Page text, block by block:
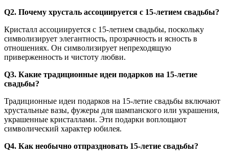
Q2. Почему хрусталь ассоциируется с 15-летием свадьбы?
Кристалл ассоциируется с 15-летием свадьбы, поскольку
символизирует элегантность, прозрачность и ясность в
отношениях. Он символизирует непреходящую
приверженность и чистоту любви.
Q3. Какие традиционные идеи подарков на 15-летие
свадьбы?
Традиционные идеи подарков на 15-летие свадьбы включают
хрустальные вазы, фужеры для шампанского или украшения,
украшенные кристаллами. Эти подарки воплощают
символический характер юбилея.
Q4. Как необычно отпраздновать 15-летие свадьбы?